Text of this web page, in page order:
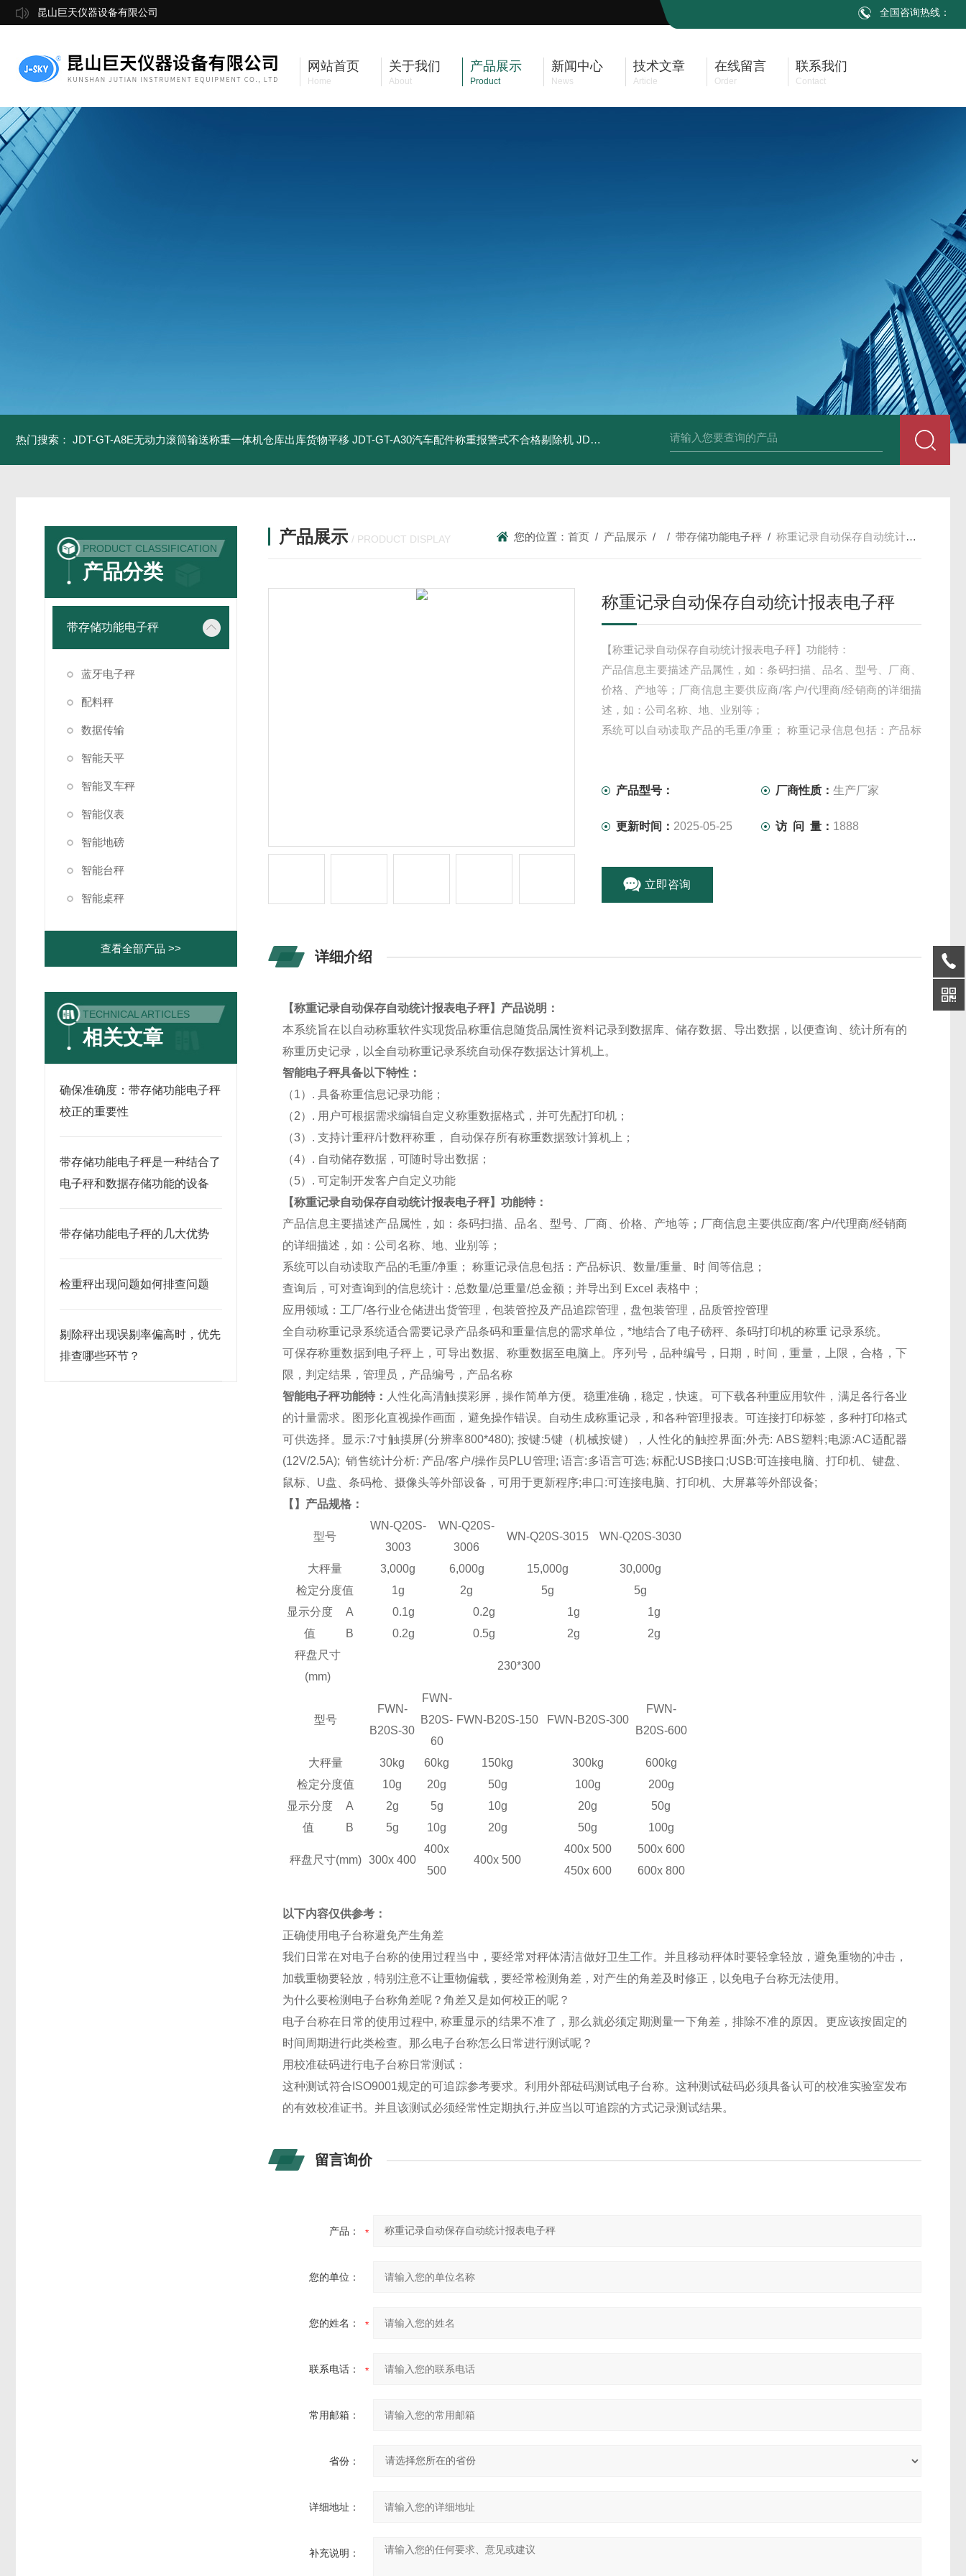
昆山巨天仪器设备有限公司 全国咨询热线：
网站首页
Home
关于我们
About
产品展示
Product
新闻中心
News
技术文章
Article
在线留言
Order
联系我们
Contact
热门搜索： JDT-GT-A8E无动力滚筒输送称重一体机仓库出库货物平移 JDT-GT-A30汽车配件称重报警式不合格剔除机 JDT-GT-A8E儿童玩具包装合规检测秤漏装配件报警滚筒称 JDT-WN-Q20S食品
PRODUCT CLASSIFICATION
产品分类
带存储功能电子秤
蓝牙电子秤
配料秤
数据传输
智能天平
智能叉车秤
智能仪表
智能地磅
智能台秤
智能桌秤
查看全部产品 >>
TECHNICAL ARTICLES
相关文章
确保准确度：带存储功能电子秤
校正的重要性
带存储功能电子秤是一种结合了
电子秤和数据存储功能的设备
带存储功能电子秤的几大优势
检重秤出现问题如何排查问题
剔除秤出现误剔率偏高时，优先
排查哪些环节？
产品展示 / PRODUCT DISPLAY 您的位置：首页 / 产品展示 / /带存储功能电子秤 /称重记录自动保存自动统计报表电子秤
称重记录自动保存自动统计报表电子秤
【称重记录自动保存自动统计报表电子秤】功能特：
产品信息主要描述产品属性，如：条码扫描、品名、型号、厂商、
价格、产地等；厂商信息主要供应商/客户/代理商/经销商的详细描
述，如：公司名称、地、业别等；
系统可以自动读取产品的毛重/净重； 称重记录信息包括：产品标
Excel 表格中；
产品型号： 厂商性质：生产厂家
更新时间： 2025-05-25 访 问 量： 1888
立即咨询
详细介绍
【称重记录自动保存自动统计报表电子秤】 产品说明 ：
本系统旨在以自动称重软件实现货品称重信息随货品属性资料记录到数据库、储存数据、导出数据，以便查询、统计所有的
称重历史记录，以全自动称重记录系统自动保存数据达计算机上。
智能电子秤具备以下特性：
（1）. 具备称重信息记录功能；
（2）. 用户可根据需求编辑自定义称重数据格式，并可先配打印机；
（3）. 支持计重秤/计数秤称重， 自动保存所有称重数据致计算机上；
（4）. 自动储存数据，可随时导出数据；
（5）. 可定制开发客户自定义功能
【称重记录自动保存自动统计报表电子秤】功能特：
产品信息主要描述产品属性，如：条码扫描、品名、型号、厂商、价格、产地等；厂商信息主要供应商/客户/代理商/经销商
的详细描述，如：公司名称、地、业别等；
系统可以自动读取产品的毛重/净重； 称重记录信息包括：产品标识、数量/重量、时 间等信息；
查询后，可对查询到的信息统计：总数量/总重量/总金额；并导出到 Excel 表格中；
应用领域：工厂/各行业仓储进出货管理，包装管控及产品追踪管理，盘包装管理，品质管控管理
全自动称重记录系统适合需要记录产品条码和重量信息的需求单位，*地结合了电子磅秤、条码打印机的称重 记录系统。
可保存称重数据到电子秤上，可导出数据、称重数据至电脑上。序列号，品种编号，日期，时间，重量，上限，合格，下
限，判定结果，管理员，产品编号，产品名称
智能电子秤功能特： 人性化高清触摸彩屏，操作简单方便。稳重准确，稳定，快速。可下载各种重应用软件，满足各行各业
的计量需求。图形化直视操作画面，避免操作错误。自动生成称重记录，和各种管理报表。可连接打印标签，多种打印格式
可供选择。显示:7寸触摸屏(分辨率800*480); 按键:5键（机械按键），人性化的触控界面;外壳: ABS塑料;电源:AC适配器
(12V/2.5A); 销售统计分析: 产品/客户/操作员PLU管理; 语言:多语言可选; 标配:USB接口;USB:可连接电脑、打印机、键盘、
鼠标、U盘、条码枪、摄像头等外部设备，可用于更新程序;串口:可连接电脑、打印机、大屏幕等外部设备;
【】 产品规格：
型号
WN-Q20S-
3003
WN-Q20S-
3006
WN-Q20S-3015 WN-Q20S-3030
大秤量 3,000g 6,000g 15,000g
30,000g
检定分度值
1g 2g 5g
5g
显示分度
值
A 0.1g 0.2g 1g
1g
B
0.2g 0.5g 2g
2g
秤盘尺寸
(mm)
230*300
型号
FWN-
B20S-30
FWN-
B20S-
60
FWN-B20S-150 FWN-B20S-300
FWN-
B20S-600
大秤量 30kg 60kg 150kg 300kg
600kg
检定分度值
10g 20g 50g 100g
200g
显示分度
值
A 2g 5g 10g 20g
50g
B
5g 10g 20g 50g 100g
秤盘尺寸(mm) 300x 400
400x
500
400x 500
400x 500
450x 600
500x 600
600x 800
以下内容仅供参考：
正确使用电子台称避免产生角差
我们日常在对电子台称的使用过程当中，要经常对秤体清洁做好卫生工作。并且移动秤体时要轻拿轻放，避免重物的冲击，
加载重物要轻放，特别注意不让重物偏载，要经常检测角差，对产生的角差及时修正，以免电子台称无法使用。
为什么要检测电子台称角差呢？角差又是如何校正的呢？
电子台称在日常的使用过程中, 称重显示的结果不准了，那么就必须定期测量一下角差，排除不准的原因。更应该按固定的
时间周期进行此类检查。那么电子台称怎么日常进行测试呢？
用校准砝码进行电子台称日常测试：
这种测试符合ISO9001规定的可追踪参考要求。利用外部砝码测试电子台称。这种测试砝码必须具备认可的校准实验室发布
的有效校准证书。并且该测试必须经常性定期执行,并应当以可追踪的方式记录测试结果。
留言询价
产品：
您的单位：
您的姓名：
联系电话：
常用邮箱：
省份：
详细地址：
补充说明：